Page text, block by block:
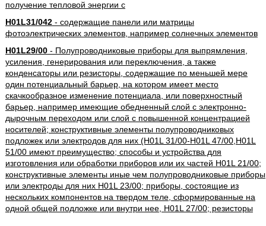
получение тепловой энергии с
H01L31/042- содержащие панели или матрицы
фотоэлектрических элементов, например солнечных элементов
H01L29/00- Полупроводниковые приборы для выпрямления,
усиления, генерирования или переключения, а также
конденсаторы или резисторы, содержащие по меньшей мере
один потенциальный барьер, на котором имеет место
скачкообразное изменение потенциала, или поверхностный
барьер, например имеющие обедненный слой с электронно-
дырочным переходом или слой с повышенной концентрацией
носителей; конструктивные элементы полупроводниковых
подложек или электродов для них (H01L 31/00-H01L 47/00,H01L
51/00 имеют преимущество; способы и устройства для
изготовления или обработки приборов или их частей H01L 21/00;
конструктивные элементы иные чем полупроводниковые приборы
или электроды для них H01L 23/00; приборы, состоящие из
нескольких компонентов на твердом теле, сформированные на
одной общей подложке или внутри нее, H01L 27/00; резисторы